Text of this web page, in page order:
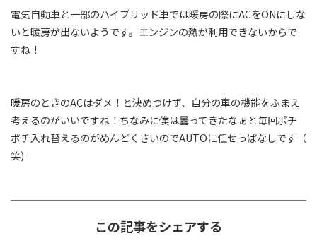
電気自動車と一部のハイブリッド車では暖房の際にACをONにしな
いと暖房が出ないようです。エンジンの熱が利用できないからで
すね！
暖房のときのACはダメ！と決めつけず、自分の車の機能をふまえ
考えるのがいいですね！ちなみに僕は曇ってきたなぁと毎回ポチ
ポチ入れ替えるのがめんどくさいのでAUTOに任せっぱなしです（
笑)
この記事をシェアする